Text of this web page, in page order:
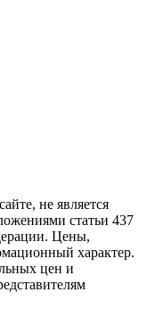
не является
статьи 437
Цены,
характер.
цен и